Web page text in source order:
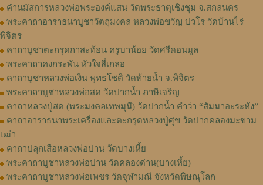
คำนมัสการหลวงพ่อพระองค์แสน วัดพระธาตุเชิงชุม จ.สกลนคร
พระคาถาอาราธนาบูชาวัตถุมงคล หลวงพ่อขวัญ ปวโร วัดบ้านไร่
พิจิตร
คาถาบูชาตะกรุดกาสะท้อน ครูบาน้อย วัดศรีดอนมูล
พระคาถาคงกระพัน หัวใจสี่เกลอ
คาถาบูชาหลวงพ่อเงิน พุทธโชติ วัดท้ายน้ำ จ.พิจิตร
พระคาถาบูชาหลวงพ่อสด วัดปากน้ำ ภาษีเจริญ
คาถาหลวงปู่สด (พระมงคลเทพมุนี) วัดปากน้ำ คำว่า “สัมมาอะระหัง”
คาถาอาราธนาพระเครื่องและตะกรุดหลวงปู่ศุข วัดปากคลองมะขาม
เฒ่า
คาถาปลุกเสือหลวงพ่อปาน วัดบางเหี้ย
พระคาถาบูชาหลวงพ่อปาน วัดคลองด่าน(บางเหี้ย)
พระคาถาบูชาหลวงพ่อเพชร วัดจุฬามณี จังหวัดพิษณุโลก